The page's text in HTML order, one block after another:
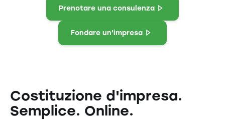
Prenotare una consulenza
Fondare un'impresa
Costituzione d'impresa.
Semplice. Online.